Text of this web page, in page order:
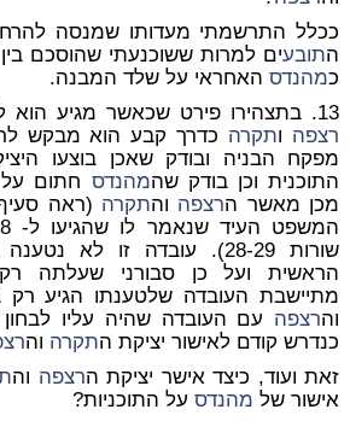
ככלל התרשמתי מעדותו שמנסה
התובעים למרות ששוכנעתי שהוסכם
כמהנדסהאחראי על שלד המבנה.
13. בתצהירו פירט שכאשר מגיע הוא לביקורת לבדוק יציקת
רצפה ותקרה כדרך קבע הוא מבקש
מפקח הבניה ובודק שאכן בוצעו
התוכנית וכן בודק שהמהנדס חתום על
מכן מאשר הרצפה והתקרה
שורות 28-29). עובדה זו לא
הראשית ועל כן סבורני שעלתה
מתיישבת העובדה שלטענתו הגיע רק
והרצפה עם העובדה שהיה עליו לבחון
כנדרש קודם לאישור יציקת התקרה וה
זאת ועוד, כיצד אישר יציקת הרצפה וה
אישור של מהנדסעל התוכניות?